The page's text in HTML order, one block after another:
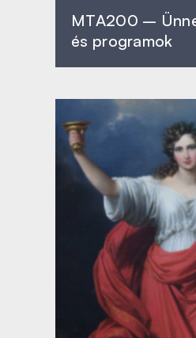
MTA200 –
és programok